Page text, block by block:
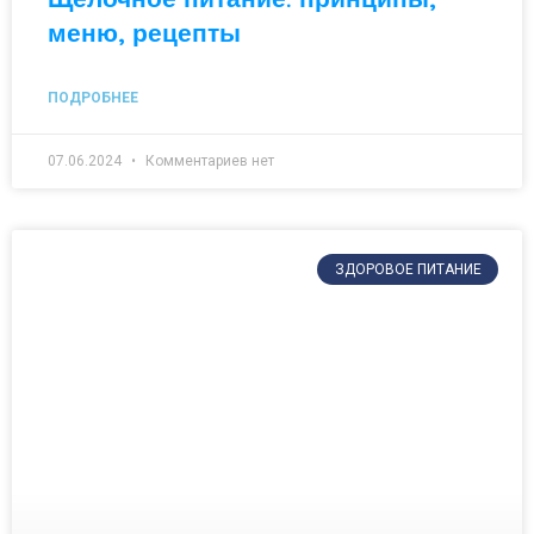
меню, рецепты
ПОДРОБНЕЕ
07.06.2024 Комментариев нет
ЗДОРОВОЕ ПИТАНИЕ